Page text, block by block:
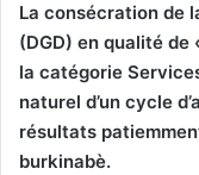
La consécration de
(DGD) en qualité de «
la catégorie
naturel d’un cycle
résultats
burkinabè.